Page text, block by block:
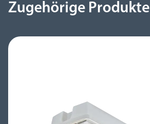
Zugehörige Produkte